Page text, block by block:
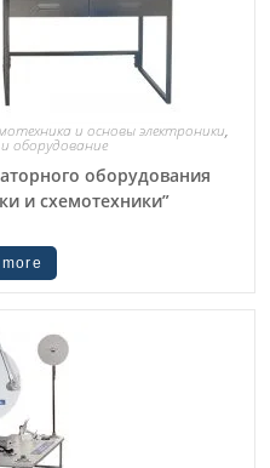
и основы электроники,
оборудование
оборудования
и схемотехники”